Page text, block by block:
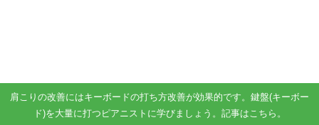
肩こりの改善にはキーボードの打ち方改善が効果的です。鍵盤(キーボー
ド)を大量に打つピアニストに学びましょう。記事はこちら。